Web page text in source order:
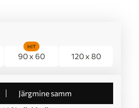
90 x 60
HIT
120 x 80
Järgmine samm